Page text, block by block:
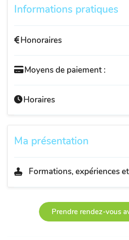
Informations pratiques
Honoraires
Moyens de paiement :
Horaires
Ma présentation
Formations, expériences
Prendre rendez-vous